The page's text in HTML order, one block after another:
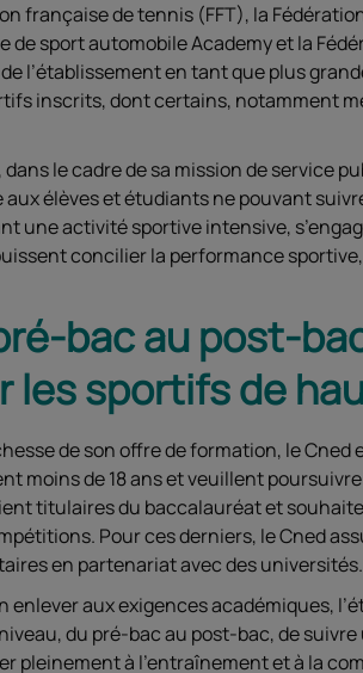
française de tennis (FFT), la
de sport automobile Academy et la
l’établissement en tant que plus
inscrits, dont certains, notamment
dans le cadre de sa mission de service
élèves et étudiants ne pouvant
une activité sportive intensive,
concilier la performance
bac au post-
les sportifs de
de son offre de formation, le
moins de 18 ans et veuillent
titulaires du baccalauréat et
Pour ces derniers, le Cned
en partenariat avec des universités.
enlever aux exigences académiques,
du pré-bac au post-bac, de
pleinement à l’entraînement et à la